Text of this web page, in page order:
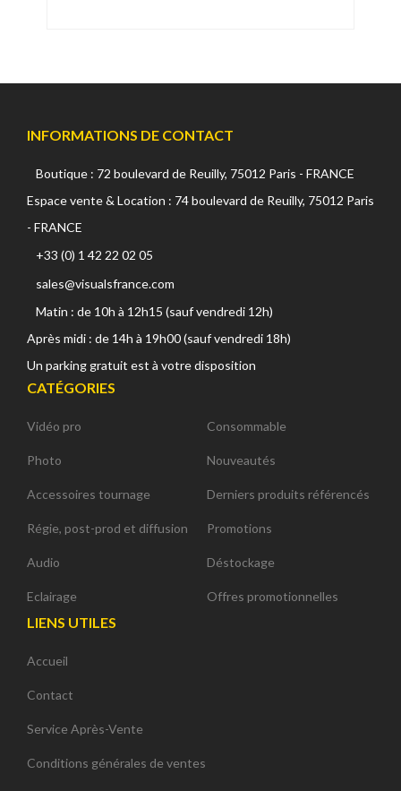
INFORMATIONS DE CONTACT
Boutique : 72 boulevard de Reuilly, 75012 Paris - FRANCE
Espace vente & Location : 74 boulevard de Reuilly, 75012 Paris
- FRANCE
+33 (0) 1 42 22 02 05
sales@visualsfrance.com
Matin : de 10h à 12h15 (sauf vendredi 12h)
Après midi : de 14h à 19h00 (sauf vendredi 18h)
Un parking gratuit est à votre disposition
CATÉGORIES
Vidéo pro
Photo
Accessoires tournage
Régie, post-prod et diffusion
Audio
Eclairage
Consommable
Nouveautés
Derniers produits référencés
Promotions
Déstockage
Offres promotionnelles
LIENS UTILES
Accueil
Contact
Service Après-Vente
Conditions générales de ventes